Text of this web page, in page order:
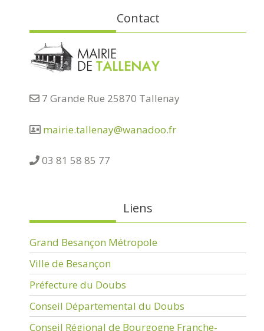
Contact
7 Grande Rue 25870 Tallenay
mairie.tallenay@wanadoo.fr
03 81 58 85 77
Liens
Grand Besançon Métropole
Ville de Besançon
Préfecture du Doubs
Conseil Départemental du Doubs
Conseil Régional de Bourgogne Franche-